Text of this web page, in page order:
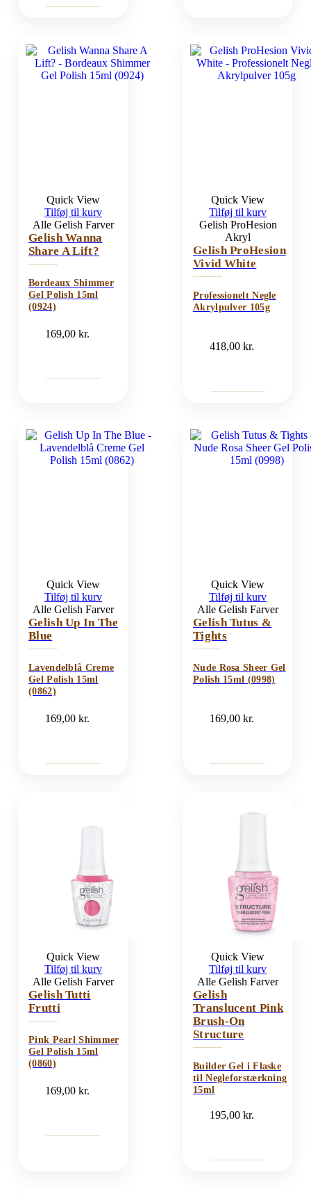
Quick View
Tilføj til kurv
Alle Gelish Farver
Gelish Wanna
Share A Lift?
Bordeaux Shimmer
Gel Polish 15ml
(0924)
169,00kr.
Quick View
Tilføj til kurv
Gelish ProHesion
Akryl
Gelish ProHesion
Vivid White
Professionelt Negle
Akrylpulver 105g
418,00kr.
Quick View
Tilføj til kurv
Alle Gelish Farver
Gelish Up In The
Blue
Lavendelblå Creme
Gel Polish 15ml
(0862)
169,00kr.
Quick View
Tilføj til kurv
Alle Gelish Farver
Gelish Tutus &
Tights
Nude Rosa Sheer Gel
Polish 15ml (0998)
169,00kr.
Quick View
Tilføj til kurv
Alle Gelish Farver
Gelish Tutti
Frutti
Pink Pearl Shimmer
Gel Polish 15ml
(0860)
169,00kr.
Quick View
Tilføj til kurv
Alle Gelish Farver
Gelish
Translucent Pink
Brush-On
Structure
Builder Gel i Flaske
til Negleforstærkning
15ml
195,00kr.